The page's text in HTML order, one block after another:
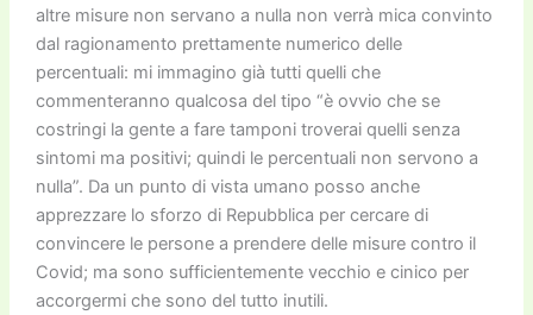
altre misure non servano a nulla non verrà mica convinto
dal ragionamento prettamente numerico delle
percentuali: mi immagino già tutti quelli che
commenteranno qualcosa del tipo “è ovvio che se
costringi la gente a fare tamponi troverai quelli senza
sintomi ma positivi; quindi le percentuali non servono a
nulla”. Da un punto di vista umano posso anche
apprezzare lo sforzo di Repubblica per cercare di
convincere le persone a prendere delle misure contro il
Covid; ma sono sufficientemente vecchio e cinico per
accorgermi che sono del tutto inutili.